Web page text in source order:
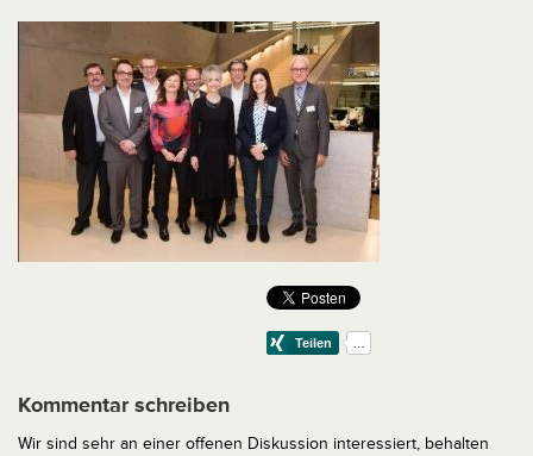
Kommentar schreiben
Wir sind sehr an einer offenen Diskussion interessiert, behalten